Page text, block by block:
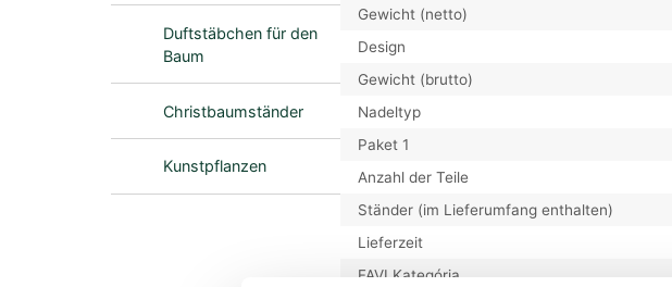
Duftstäbchen für den
Baum
Christbaumständer
Kunstpflanzen
Gewicht (netto)
Design
Gewicht (brutto)
Nadeltyp
Paket 1
Anzahl der Teile
Ständer (im Lieferumfang enthalten)
Lieferzeit
FAVI Kategória